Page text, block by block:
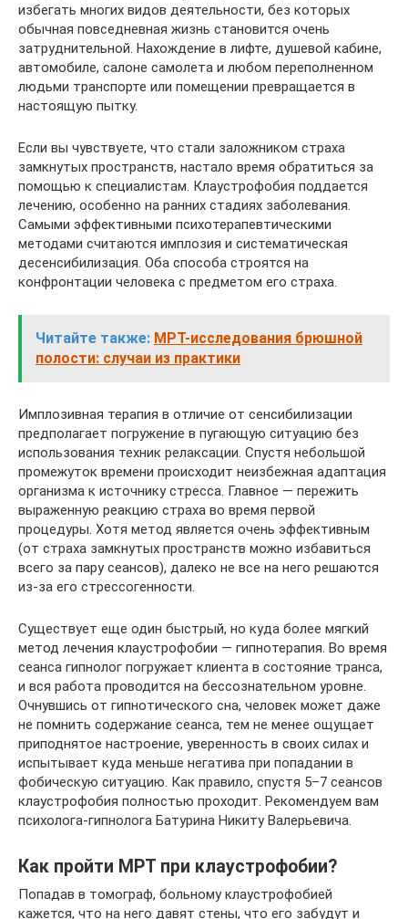
избегать многих видов деятельности, без которых
обычная повседневная жизнь становится очень
затруднительной. Нахождение в лифте, душевой кабине,
автомобиле, салоне самолета и любом переполненном
людьми транспорте или помещении превращается в
настоящую пытку.
Если вы чувствуете, что стали заложником страха
замкнутых пространств, настало время обратиться за
помощью к специалистам. Клаустрофобия поддается
лечению, особенно на ранних стадиях заболевания.
Самыми эффективными психотерапевтическими
методами считаются имплозия и систематическая
десенсибилизация. Оба способа строятся на
конфронтации человека с предметом его страха.
Читайте также: МРТ-исследования брюшной
полости: случаи из практики
Имплозивная терапия в отличие от сенсибилизации
предполагает погружение в пугающую ситуацию без
использования техник релаксации. Спустя небольшой
промежуток времени происходит неизбежная адаптация
организма к источнику стресса. Главное — пережить
выраженную реакцию страха во время первой
процедуры. Хотя метод является очень эффективным
(от страха замкнутых пространств можно избавиться
всего за пару сеансов), далеко не все на него решаются
из-за его стрессогенности.
Существует еще один быстрый, но куда более мягкий
метод лечения клаустрофобии — гипнотерапия. Во время
сеанса гипнолог погружает клиента в состояние транса,
и вся работа проводится на бессознательном уровне.
Очнувшись от гипнотического сна, человек может даже
не помнить содержание сеанса, тем не менее ощущает
приподнятое настроение, уверенность в своих силах и
испытывает куда меньше негатива при попадании в
фобическую ситуацию. Как правило, спустя 5–7 сеансов
клаустрофобия полностью проходит. Рекомендуем вам
психолога-гипнолога Батурина Никиту Валерьевича.
Как пройти МРТ при клаустрофобии?
Попадав в томограф, больному клаустрофобией
кажется, что на него давят стены, что его забудут и